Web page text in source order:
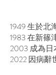
1949 生於北
1983 在新篠
2003 成為
2022 因病辭